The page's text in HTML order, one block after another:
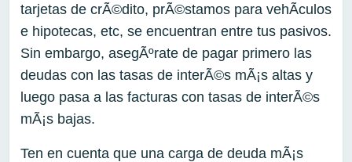
tarjetas de crÃ©dito, prÃ©stamos para vehÃ­culos
e hipotecas, etc, se encuentran entre tus pasivos.
Sin embargo, asegÃºrate de pagar primero las
deudas con las tasas de interÃ©s mÃ¡s altas y
luego pasa a las facturas con tasas de interÃ©s
mÃ¡s bajas.
Ten en cuenta que una carga de deuda mÃ¡s